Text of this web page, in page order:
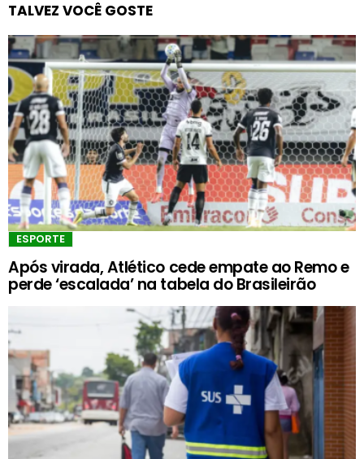
TALVEZ VOCÊ GOSTE
ESPORTE
Após virada, Atlético cede empate ao Remo e
perde ‘escalada’ na tabela do Brasileirão